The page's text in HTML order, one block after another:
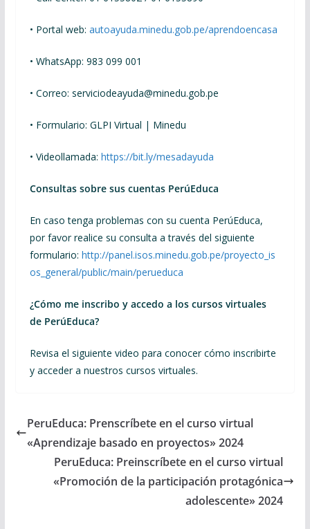
• Portal web: autoayuda.minedu.gob.pe/aprendoencasa
• WhatsApp: 983 099 001
• Correo: serviciodeayuda@minedu.gob.pe
• Formulario: GLPI Virtual | Minedu
• Videollamada: https://bit.ly/mesadayuda
Consultas sobre sus cuentas PerúEduca
En caso tenga problemas con su cuenta PerúEduca,
por favor realice su consulta a través del siguiente
formulario: http://panel.isos.minedu.gob.pe/proyecto_is
os_general/public/main/perueduca
¿Cómo me inscribo y accedo a los cursos virtuales
de PerúEduca?
Revisa el siguiente video para conocer cómo inscribirte
y acceder a nuestros cursos virtuales.
PeruEduca: Prenscríbete en el curso virtual
«Aprendizaje basado en proyectos» 2024
PeruEduca: Preinscríbete en el curso virtual
«Promoción de la participación protagónica
adolescente» 2024